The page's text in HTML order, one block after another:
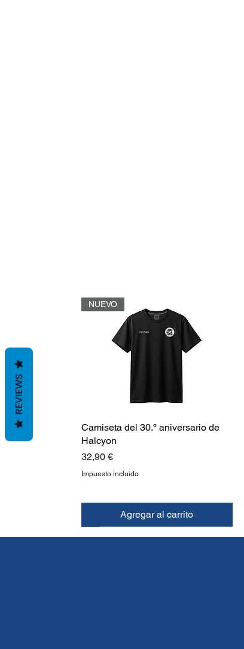
NUEVO
Camiseta del 30.º aniversario de
Halcyon
Precio
32,90 €
Impuesto incluido
Agregar al carrito
REVIEWS